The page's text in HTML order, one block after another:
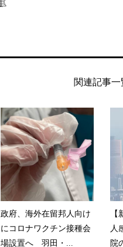
関連記事一
政府、海外在留邦人向け
にコロナワクチン接種会
場設置へ 羽田・...
人
院